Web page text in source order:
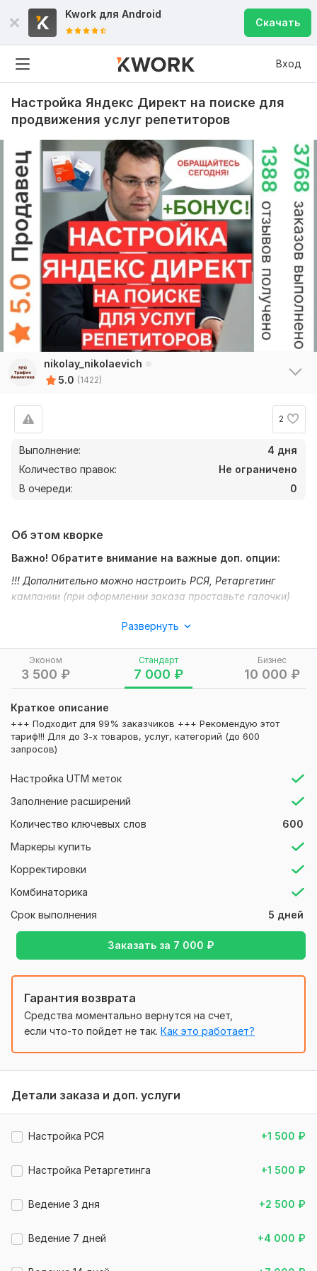
Kwork для Android
Скачать
Вход
Настройка Яндекс Директ на поиске для
продвижения услуг репетиторов
nikolay_nikolaevich
5.0 (1422)
2
Выполнение:
4 дня
Количество правок:
Не ограничено
В очереди:
0
Эконом
3 500 ₽
Стандарт
7 000 ₽
Бизнес
10 000 ₽
Краткое описание
+++ Подходит для 99% заказчиков +++ Рекомендую этот
тариф!!! Для до 3-х товаров, услуг, категорий (до 600
запросов)
Настройка UTM меток
Заполнение расширений
Количество ключевых слов
600
Маркеры купить
Корректировки
Комбинаторика
Срок выполнения
5 дней
Заказать за 7 000 ₽
Об этом кворке
Важно! Обратите внимание на важные доп. опции:
!!! Дополнительно можно настроить РСЯ, Ретаргетинг
кампании (при оформлении заказа проставьте галочки)
конверсионный мониторинг (см. доп. опции)
!!! Также могу помочь с установкой и настройкой Яндекс
Метрики и целей (см. доп. опции)
дать кампаниям большей пространства для обучения (см.
доп. опции)
Что делаю по этому кворку:
Для товаров, услуг или бизнес направлений делаю
настройку на Поиске Яндекс Директ по направлениям:
+ Частные преподаватели и репетиторы
китайскому, немецкому, французскому, испанскому,
итальянскому языку, физике, химии, биологии, истории,
программированию, экономике, праву, подготовке к ЕГЭ,
ОГЭ
+ Онлайн-школы и образовательные платформы
+ Другие бизнесы в сфере услуг репетиторов и
Бонусы!
!!! Пришлю заказчику список площадок для продвижения
через SEO
!!! Для новых рекламодателей подскажу, как можно
получить промокод Яндекса
Заказывайте сегодня!
С уважением,
Николай
!!! КЕЙС СО СТАТИСТИКОЙ ТУТ 3.jpg
Развернуть
Гарантия возврата
Средства моментально вернутся на счет,
если что-то пойдет не так. Как это работает?
Детали заказа и доп. услуги
Настройка РСЯ +1 500 ₽
Настройка Ретаргетинга +1 500 ₽
Ведение 3 дня +2 500 ₽
Ведение 7 дней +4 000 ₽